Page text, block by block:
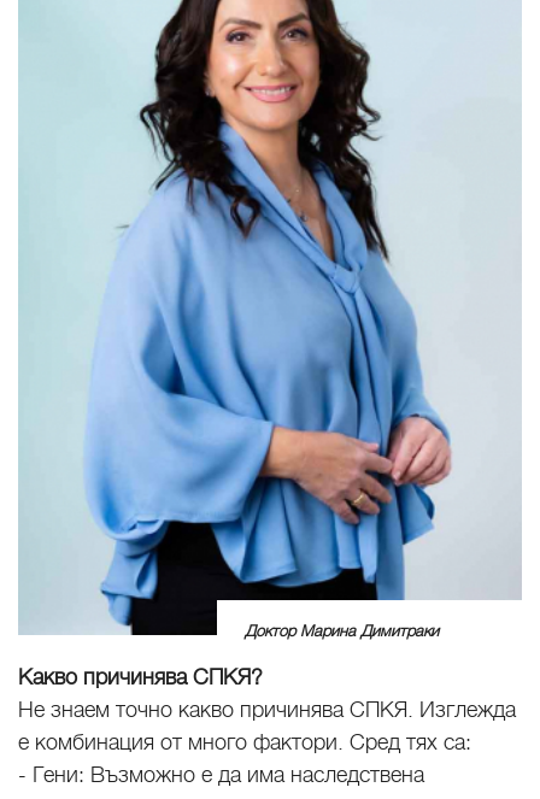
Доктор Марина Димитраки
Какво причинява СПКЯ?
Не знаем точно какво причинява СПКЯ. Изглежда
е комбинация от много фактори. Сред тях са:
- Гени: Възможно е да има наследствена